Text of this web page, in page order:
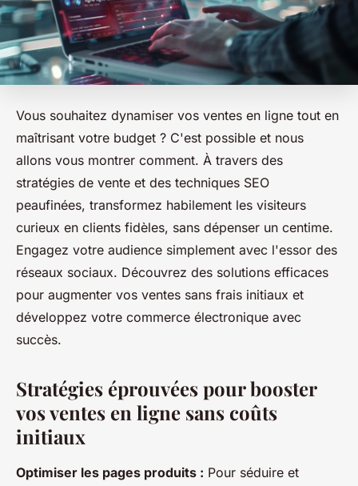
Vous souhaitez dynamiser vos ventes en ligne tout en
maîtrisant votre budget ? C'est possible et nous
allons vous montrer comment. À travers des
stratégies de vente et des techniques SEO
peaufinées, transformez habilement les visiteurs
curieux en clients fidèles, sans dépenser un centime.
Engagez votre audience simplement avec l'essor des
réseaux sociaux. Découvrez des solutions efficaces
pour augmenter vos ventes sans frais initiaux et
développez votre commerce électronique avec
succès.
Stratégies éprouvées pour booster
vos ventes en ligne sans coûts
initiaux
Optimiser les pages produits : Pour séduire et